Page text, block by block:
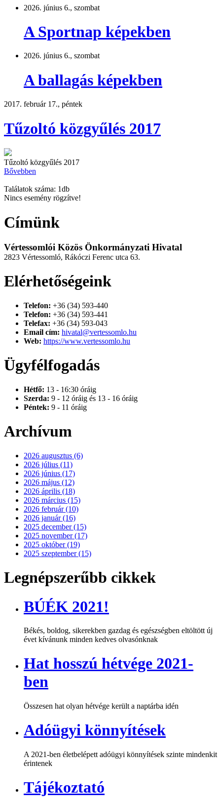
2026. június 6., szombat
A Sportnap képekben
2026. június 6., szombat
A ballagás képekben
2017. február 17., péntek
Tűzoltó közgyűlés 2017
Tűzoltó közgyűlés 2017
Bővebben
Találatok száma: 1db
Nincs esemény rögzítve!
Címünk
Vértessomlói Közös Önkormányzati Hivatal
2823 Vértessomló, Rákóczi Ferenc utca 63.
Elérhetőségeink
Telefon: +36 (34) 593-440
Telefon: +36 (34) 593-441
Telefax: +36 (34) 593-043
Email cím: hivatal@vertessomlo.hu
Web: https://www.vertessomlo.hu
Ügyfélfogadás
Hétfő: 13 - 16:30 óráig
Szerda: 9 - 12 óráig és 13 - 16 óráig
Péntek: 9 - 11 óráig
Archívum
2026 augusztus (6)
2026 július (11)
2026 június (17)
2026 május (12)
2026 április (18)
2026 március (15)
2026 február (10)
2026 január (16)
2025 december (15)
2025 november (17)
2025 október (19)
2025 szeptember (15)
Legnépszerűbb cikkek
BÚÉK 2021!
Békés, boldog, sikerekben gazdag és egészségben eltöltött új
évet kívánunk minden kedves olvasónknak
Hat hosszú hétvége 2021-
ben
Összesen hat olyan hétvége került a naptárba idén
Adóügyi könnyítések
A 2021-ben életbelépett adóügyi könnyítések szinte mindenkit
érintenek
Tájékoztató